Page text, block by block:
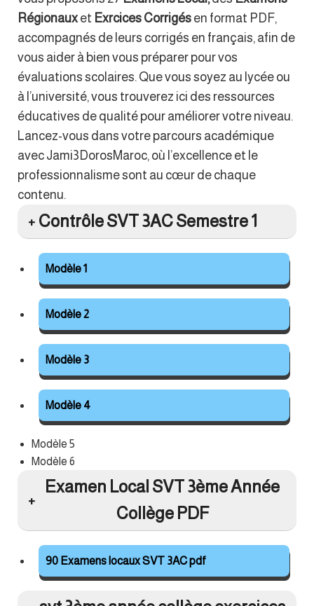
Régionauxet Exrcices Corrigés en format PDF,
accompagnés de leurs corrigés en français, afin de
vous aider à bien vous préparer pour vos
évaluations scolaires. Que vous soyez au lycée ou
à l’université, vous trouverez ici des ressources
éducatives de qualité pour améliorer votre niveau.
Lancez-vous dans votre parcours académique
avec Jami3DorosMaroc, où l’excellence et le
professionnalisme sont au cœur de chaque
contenu.
Contrôle SVT 3AC Semestre 1
Modèle 1
Modèle 2
Modèle 3
Modèle 4
Modèle 5
Modèle 6
Examen Local SVT 3ème Année
Collège PDF
90 Examens locaux SVT 3AC pdf